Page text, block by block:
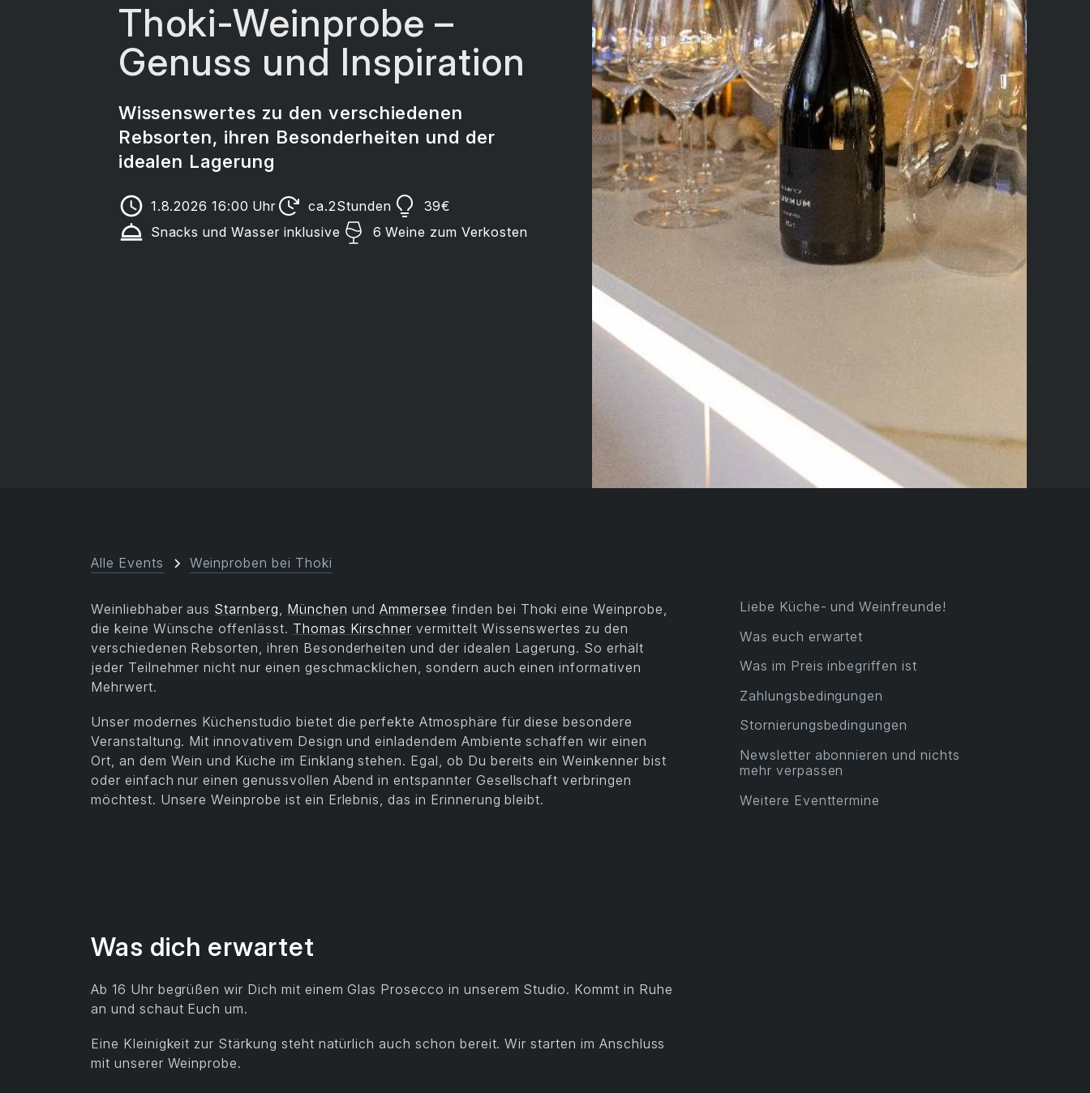
Thoki-Weinprobe –
Genuss und Inspiration
Wissenswertes zu den verschiedenen
Rebsorten, ihren Besonderheiten und der
idealen Lagerung
1.8.2026 16:00 Uhr ca.2Stunden 39€
Snacks und Wasser inklusive
6 Weine zum Verkosten
Alle Events Weinproben bei Thoki
Weinliebhaber aus Starnberg, München undAmmersee finden bei Thoki eine Weinprobe,
die keine Wünsche offenlässt. Thomas Kirschner vermittelt Wissenswertes zu den
verschiedenen Rebsorten, ihren Besonderheiten und der idealen Lagerung. So erhält
jeder Teilnehmer nicht nur einen geschmacklichen, sondern auch einen informativen
Mehrwert.
Unser modernes Küchenstudio bietet die perfekte Atmosphäre für diese besondere
Veranstaltung. Mit innovativem Design und einladendem Ambiente schaffen wir einen
Ort, an dem Wein und Küche im Einklang stehen. Egal, ob Du bereits ein Weinkenner bist
oder einfach nur einen genussvollen Abend in entspannter Gesellschaft verbringen
möchtest. Unsere Weinprobe ist ein Erlebnis, das in Erinnerung bleibt.
Was dich erwartet
Ab 16 Uhr begrüßen wir Dich mit einem Glas Prosecco in unserem Studio. Kommt in Ruhe
an und schaut Euch um.
Eine Kleinigkeit zur Stärkung steht natürlich auch schon bereit. Wir starten im Anschluss
mit unserer Weinprobe.
Liebe Küche- und Weinfreunde!
Was euch erwartet
Was im Preis inbegriffen ist
Zahlungsbedingungen
Stornierungsbedingungen
Newsletter abonnieren und nichts
mehr verpassen
Weitere Eventtermine